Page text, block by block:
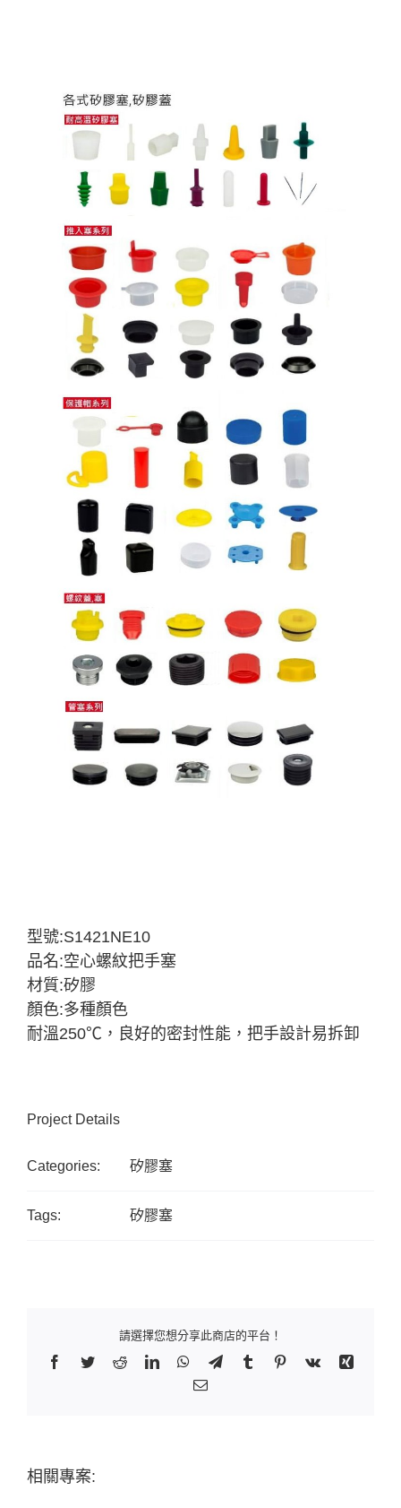
型號:S1421NE10
品名:空心螺紋把手塞
材質:矽膠
顏色:多種顏色
耐溫250℃，良好的密封性能，把手設計易拆卸
Project Details
Categories: 矽膠塞
Tags: 矽膠塞
請選擇您想分享此商店的平台！
Facebook
TwitterRedditLinkedInWhatsApp
TelegramTumblr Pinterest
Vk
Xing
Email:
相關專案: